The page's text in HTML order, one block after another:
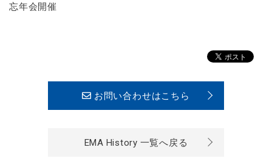
忘年会開催
お問い合わせはこちら
EMA History 一覧へ戻る